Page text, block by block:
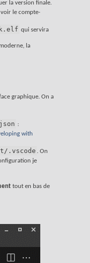
la version finale.
le compte-
qui servira
la
graphique. On a
json :
with
.vscode
. On
je
tout en bas de